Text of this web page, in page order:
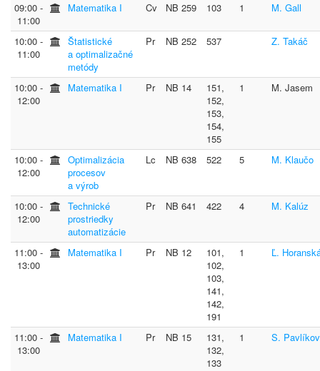
09:00 ‐
11:00
Matematika I Cv NB 259 103 1 M. Gall
10:00 ‐
11:00
Štatistické
a optimalizačné
metódy
Pr NB 252 537 Z. Takáč
10:00 ‐
12:00
Matematika I Pr NB 14
151,
152,
153,
154,
155
1 M. Jasem
10:00 ‐
12:00
Optimalizácia
procesov
a výrob
Lc NB 638 522 5 M. Klaučo
10:00 ‐
12:00
Technické
prostriedky
automatizácie
Pr NB 641 422 4 M. Kalúz
11:00 ‐
13:00
Matematika I Pr NB 12
101,
102,
103,
141,
142,
191
1 Ľ.
11:00 ‐
13:00
Matematika I Pr NB 15
131,
132,
133
1 S.